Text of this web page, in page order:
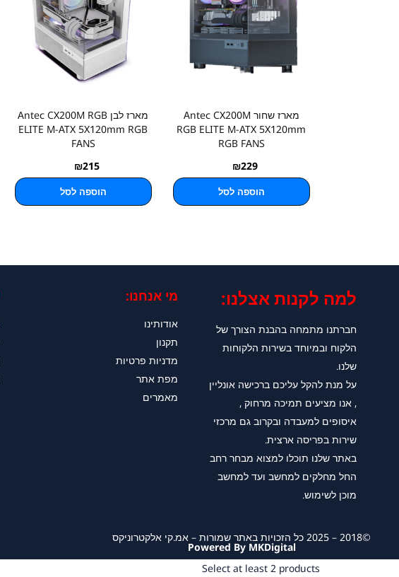
מארז שחור Antec CX200M
RGB ELITE M-ATX 5X120mm
RGB FANS
₪229
הוספה לסל
מארז לבן Antec CX200M RGB
ELITE M-ATX 5X120mm RGB
FANS
₪215
הוספה לסל
למה לקנות אצלנו:​
חברתנו מתמחה בהבנת הצורך של
הלקוח ובמיוחד בשירות הלקוחות
שלנו.
על מנת להקל עליכם ברכישה אונליין
, אנו מציעים תמיכה מרחוק ,
איסופים למעבדה ובקרוב גם מרכזי
שירות בפריסה ארצית.
באתר שלנו תוכלו למצוא מבחר רחב
החל מחלקים למחשב ועד למחשב
מוכן לשימוש.
מי אנחנו:
אודותינו
תקנון
מדניות פרטיות
מפת אתר
מאמרים
©2018 – 2025 כל הזכויות באתר שמורות – אמ.קי אלקטרוניקס
Powered By MKDigital
Select at least 2 products